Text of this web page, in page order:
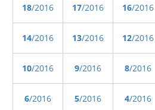
18/2016 17/2016 16/2016
14/2016 13/2016 12/2016
10/2016 9/2016 8/2016
6/2016 5/2016 4/2016